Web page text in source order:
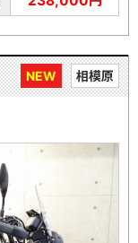
NEW 相模原